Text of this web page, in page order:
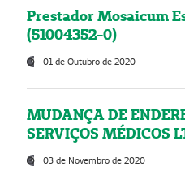
Prestador Mosaicum
(51004352-0)
01 de Outubro de 2020
MUDANÇA DE
SERVIÇOS MÉDICOS
03 de Novembro de 2020